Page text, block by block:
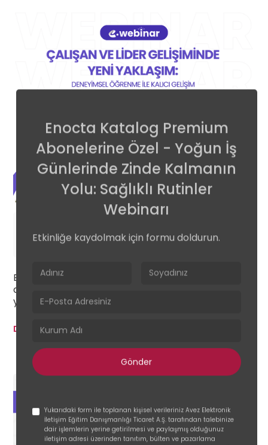
Enocta Katalog Premium
Abonelerine Özel - Yoğun İş
Günlerinde Zinde Kalmanın
Yolu: Sağlıklı Rutinler
Webinarı
Etkinliğe kaydolmak için formu doldurun.
Yukarıdaki form ile toplanan kişisel verileriniz Avez Elektronik
İletişim Eğitim Danışmanlığı Ticaret A.Ş. tarafından talebinize
dair işlemlerin yerine getirilmesi ve paylaşmış olduğunuz
iletişim adresi üzerinden tanıtım, bülten ve pazarlama
Aug
Webinar
Bu webinarda, bilginin kalıcı davranışlara
dönüşmesini sağlayan deneyimsel öğrenme
yaklaşımını keşfedeceğiz.
Devamını Oku